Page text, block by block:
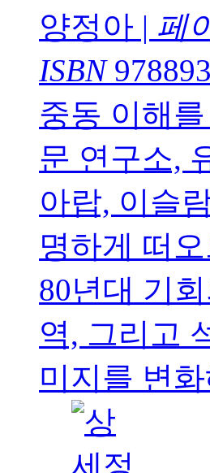
양정아 | 페
ISBN
중동 이해
문 연구소,
아랍, 이슬
명하게 떠
80년대 기
역, 그리고
미지를 변